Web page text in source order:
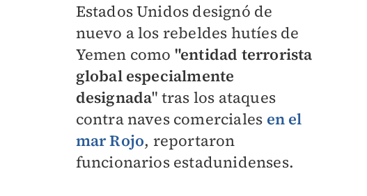
Estados Unidos designó de
nuevo a los rebeldes hutíes de
Yemen como "entidad terrorista
global especialmente
designada" tras los ataques
contra naves comerciales en el
mar Rojo, reportaron
funcionarios estadunidenses.